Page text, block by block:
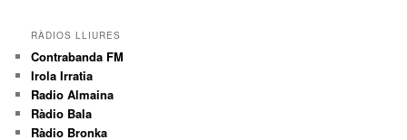
RÀDIOS LLIURES
Contrabanda FM
Irola Irratia
Radio Almaina
Ràdio Bala
Ràdio Bronka